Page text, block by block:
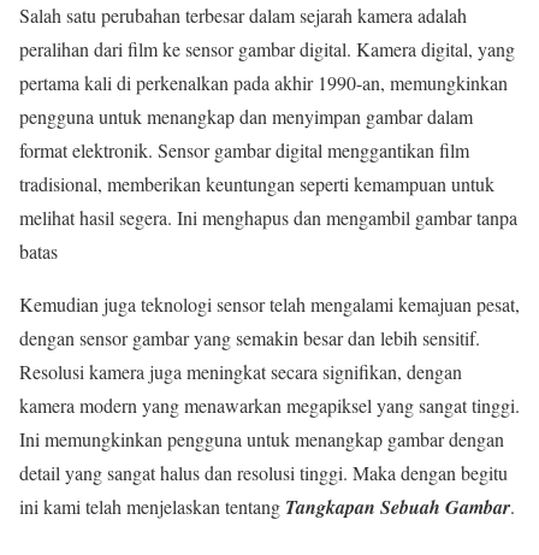
Salah satu perubahan terbesar dalam sejarah kamera adalah
peralihan dari film ke sensor gambar digital. Kamera digital, yang
pertama kali di perkenalkan pada akhir 1990-an, memungkinkan
pengguna untuk menangkap dan menyimpan gambar dalam
format elektronik. Sensor gambar digital menggantikan film
tradisional, memberikan keuntungan seperti kemampuan untuk
melihat hasil segera. Ini menghapus dan mengambil gambar tanpa
batas
Kemudian juga teknologi sensor telah mengalami kemajuan pesat,
dengan sensor gambar yang semakin besar dan lebih sensitif.
Resolusi kamera juga meningkat secara signifikan, dengan
kamera modern yang menawarkan megapiksel yang sangat tinggi.
Ini memungkinkan pengguna untuk menangkap gambar dengan
detail yang sangat halus dan resolusi tinggi. Maka dengan begitu
ini kami telah menjelaskan tentang Tangkapan Sebuah Gambar.